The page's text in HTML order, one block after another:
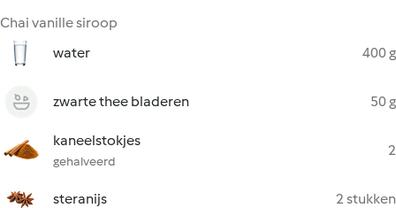
Chai vanille siroop
water
400 g
zwarte thee bladeren 50 g
kaneelstokjes
gehalveerd
2
steranijs 2 stukken